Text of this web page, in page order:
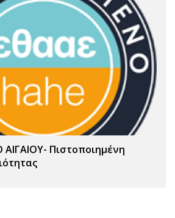
Πιστοποιημένη